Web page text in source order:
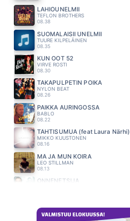
LAHIÖUNELMII
TEFLON BROTHERS
08.38
SUOMALAISII UNELMII
TUURE KILPELÄINEN
08.35
KUN OOT 52
VIRVE ROSTI
08.30
TAKAPULPETIN POIKA
NYLON BEAT
08.26
PAIKKA AURINGOSSA
BABLO
08.22
TÄHTISUMUA (feat Laura Närhi)
MIKKO KUUSTONEN
08.16
MÄ JA MUN KOIRA
LEO STILLMAN
08.13
ONNENETSIJA
ANNA HANSKI
08.06